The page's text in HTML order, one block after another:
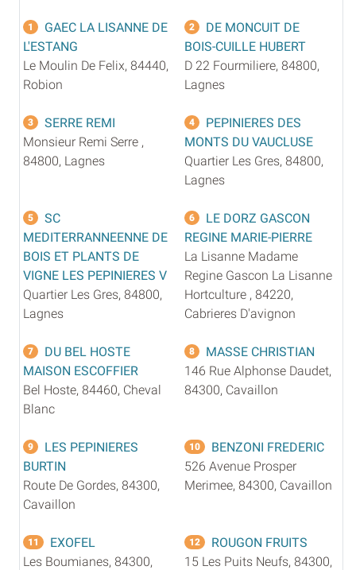
1
GAEC LA LISANNE DE
L'ESTANG
Le Moulin De Felix, 84440,
Robion
2
DE MONCUIT DE
BOIS-CUILLE HUBERT
D 22 Fourmiliere, 84800,
Lagnes
3
SERRE REMI
Monsieur Remi Serre ,
84800, Lagnes
4
PEPINIERES DES
MONTS DU VAUCLUSE
Quartier Les Gres, 84800,
Lagnes
5
SC
MEDITERRANNEENNE DE
BOIS ET PLANTS DE
VIGNE LES PEPINIERES V
Quartier Les Gres, 84800,
Lagnes
6
LE DORZ GASCON
REGINE MARIE-PIERRE
La Lisanne Madame
Regine Gascon La Lisanne
Hortculture , 84220,
Cabrieres D'avignon
7
DU BEL HOSTE
MAISON ESCOFFIER
Bel Hoste, 84460, Cheval
Blanc
8
MASSE CHRISTIAN
146 Rue Alphonse Daudet,
84300, Cavaillon
9
LES PEPINIERES
BURTIN
Route De Gordes, 84300,
Cavaillon
10
BENZONI FREDERIC
526 Avenue Prosper
Merimee, 84300, Cavaillon
11
EXOFEL
Les Boumianes, 84300,
12
ROUGON FRUITS
15 Les Puits Neufs, 84300,